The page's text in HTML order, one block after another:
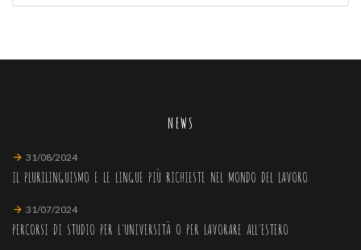
NEWS
31/08/2024
IL PLURILINGUISMO E LE LINGUE PIÙ RICHIESTE NEL MONDO DEL LAVORO
31/07/2024
PERCORSI DI STUDIO PER L'UNIVERSITÀ O PER LAVORARE ALL'ESTERO